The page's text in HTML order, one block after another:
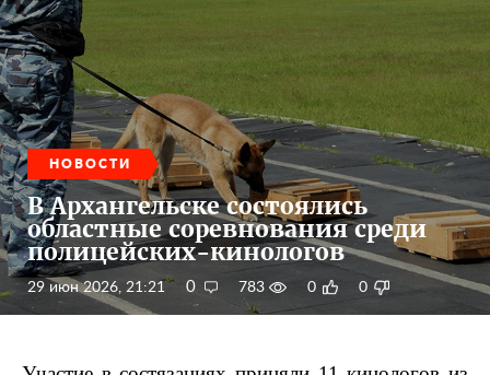
НОВОСТИ
В Архангельске состоялись
областные соревнования среди
полицейских-кинологов
29 июн 2026, 21:21 0 783 0 0